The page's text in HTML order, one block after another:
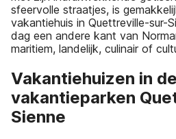
sfeervolle straatjes, is
vakantiehuis in Quettreville-sur-
dag een andere kant van
maritiem, landelijk, culinair of
Vakantiehuizen in de
vakantieparken
Sienne